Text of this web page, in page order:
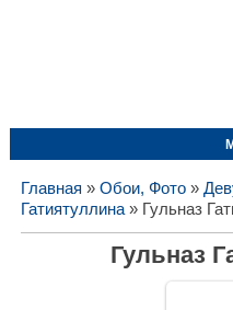
Главная » Обои, Фото»
Гатиятуллина» Гульназ
Гульназ